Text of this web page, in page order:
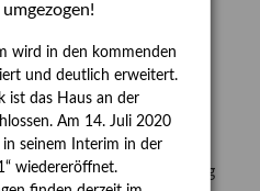
Blume (
öffentlich)
10. Juli 2022 folgenden
von Gerhard Altenbourg
wird in den kommenden
und deutlich erweitert.
ist das Haus an der
Am 14. Juli 2020
seinem Interim in der
wiedereröffnet.